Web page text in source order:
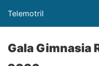
Telemotril
Gala Gimnasia